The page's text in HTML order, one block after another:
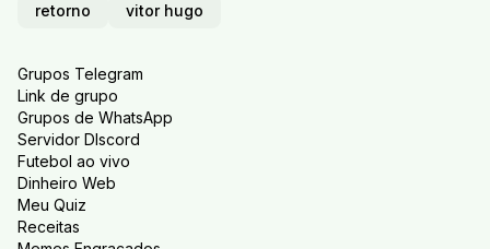
retorno
vitor hugo
Grupos Telegram
Link de grupo
Grupos de WhatsApp
Servidor DIscord
Futebol ao vivo
Dinheiro Web
Meu Quiz
Receitas